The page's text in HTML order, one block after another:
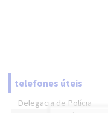
telefones úteis
Delegacia de Polícia